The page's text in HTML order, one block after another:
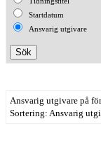
Startdatum
Ansvarig utgivare
Ansvarig utgivare på
Sortering: Ansvarig